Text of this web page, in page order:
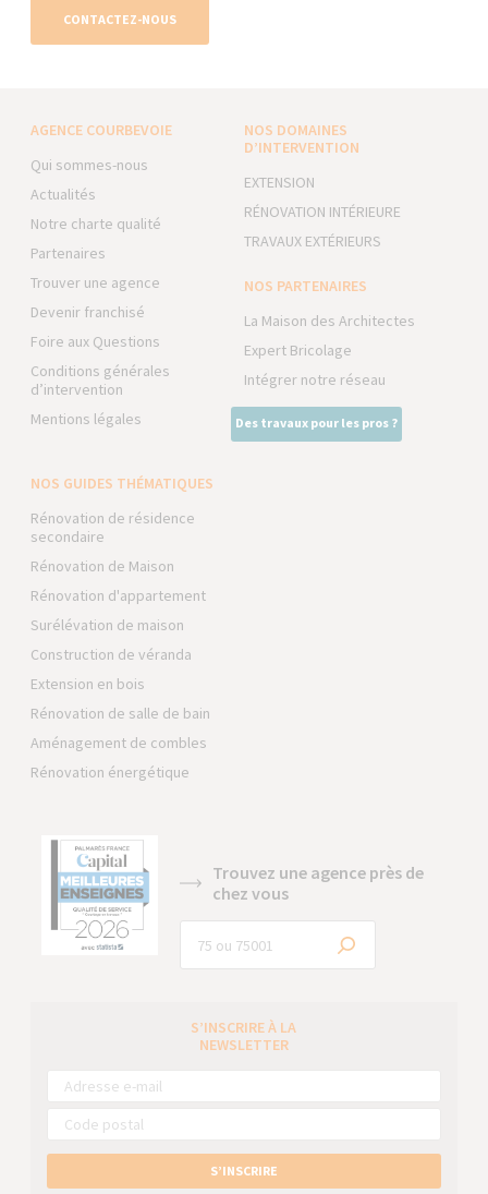
CONTACTEZ-NOUS
AGENCE COURBEVOIE
Qui sommes-nous
Actualités
Notre charte qualité
Partenaires
Trouver une agence
Devenir franchisé
Foire aux Questions
Conditions générales
d’intervention
Mentions légales
NOS DOMAINES
D’INTERVENTION
EXTENSION
RÉNOVATION INTÉRIEURE
TRAVAUX EXTÉRIEURS
NOS PARTENAIRES
La Maison des Architectes
Expert Bricolage
Intégrer notre réseau
Des travaux pour les pros ?
NOS GUIDES THÉMATIQUES
Rénovation de résidence
secondaire
Rénovation de Maison
Rénovation d'appartement
Surélévation de maison
Construction de véranda
Extension en bois
Rénovation de salle de bain
Aménagement de combles
Rénovation énergétique
Trouvez une agence près de
chez vous
S’INSCRIRE À LA
NEWSLETTER
S’INSCRIRE